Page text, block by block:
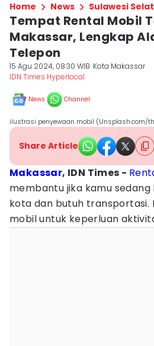
Home News Sulawesi
Tempat Rental Mobil
Makassar, Lengkap
Telepon
15 Agu 2024, 08:30 WIB Kota Makassar
IDN Times Hyperlocal
News Channel
ilustrasi penyewaan mobil (Unsplash.com/
Share Article
Makassar, IDN Times -
membantu jika kamu
kota dan butuh transportasi.
mobil untuk keperluan